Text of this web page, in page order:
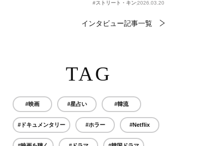
#ストリート・キングダム 自分の音を鳴らせ。
2026.03.20
インタビュー記事一覧
TAG
#映画 #星占い #韓流
#ドキュメンタリー #ホラー #Netflix